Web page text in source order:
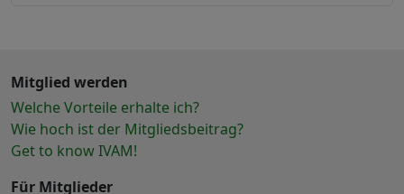
Mitglied werden
Welche Vorteile erhalte ich?
Wie hoch ist der Mitgliedsbeitrag?
Get to know IVAM!
Für Mitglieder